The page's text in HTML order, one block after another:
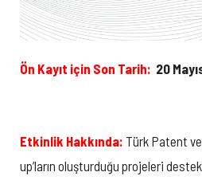
Ön Kayıt için Son Tarih: 20
Etkinlik Hakkında: Türk Patent
up’ların oluşturduğu projeleri